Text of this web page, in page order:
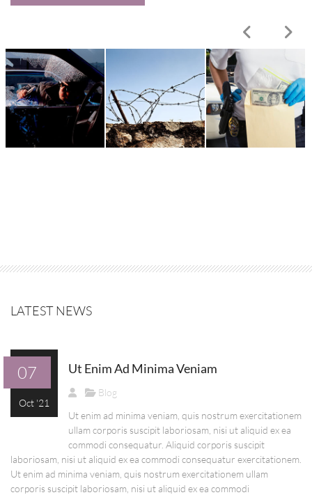
LATEST NEWS
07
Oct '21
Ut Enim Ad Minima Veniam
Blog
Ut enim ad minima veniam, quis nostrum exercitationem
ullam corporis suscipit laboriosam, nisi ut aliquid ex ea
commodi consequatur. Aliquid corporis suscipit
laboriosam, nisi ut aliquid ex ea commodi consequatur exercitationem.
Ut enim ad minima veniam, quis nostrum exercitationem ullam
corporis suscipit laboriosam, nisi ut aliquid ex ea commodi